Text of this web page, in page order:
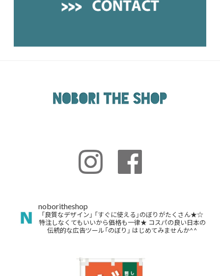
noboritheshop
「良質なデザイン」 「すぐに使える」のぼりがたくさん★☆
特注しなくてもいいから価格も一律★ コスパの良い日本の
伝統的な広告ツール「のぼり」 はじめてみませんか^^